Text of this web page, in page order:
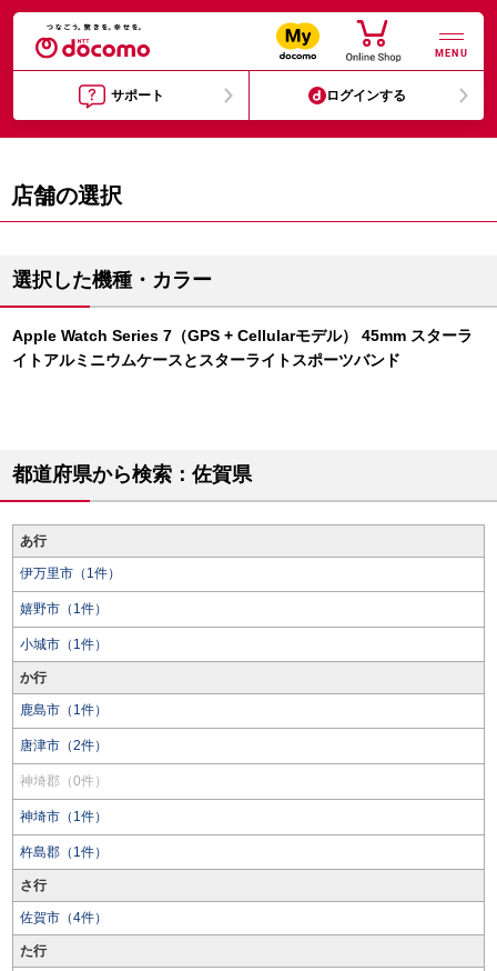
MENU
サポート ログインする
店舗の選択
選択した機種・カラー
Apple Watch Series 7（GPS + Cellularモデル） 45mm スターラ
イトアルミニウムケースとスターライトスポーツバンド
都道府県から検索：佐賀県
あ行
伊万里市（1件）
嬉野市（1件）
小城市（1件）
か行
鹿島市（1件）
唐津市（2件）
神埼郡（0件）
神埼市（1件）
杵島郡（1件）
さ行
佐賀市（4件）
た行